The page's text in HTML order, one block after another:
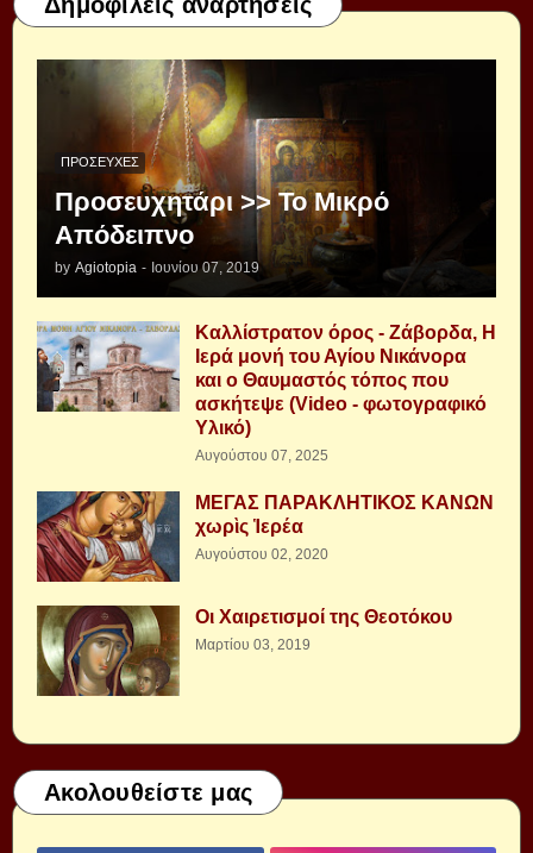
ΠΡΟΣΕΥΧΈΣ
Προσευχητάρι >> Το Μικρό
Απόδειπνο
by Agiotopia - Ιουνίου 07, 2019
Καλλίστρατον όρος - Ζάβορδα, Η
Ιερά μονή του Αγίου Νικάνορα
και ο Θαυμαστός τόπος που
ασκήτεψε (Video - φωτογραφικό
Υλικό)
Αυγούστου 07, 2025
ΜΕΓΑΣ ΠΑΡΑΚΛΗΤΙΚΟΣ ΚΑΝΩΝ
χωρὶς Ἱερέα
Αυγούστου 02, 2020
Οι Χαιρετισμοί της Θεοτόκου
Μαρτίου 03, 2019
Ακολουθείστε μας